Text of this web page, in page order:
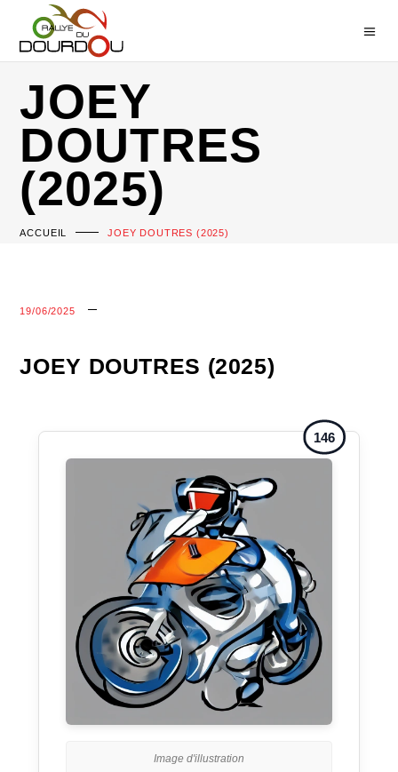
JOEY
DOUTRES
(2025)
ACCUEIL JOEY DOUTRES (2025)
19/06/2025
JOEY DOUTRES (2025)
146
Image d'illustration